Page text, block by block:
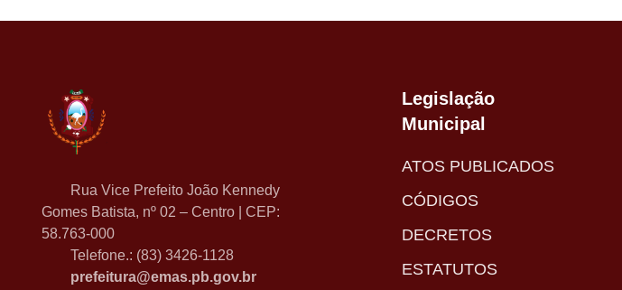
Rua Vice Prefeito João Kennedy
Gomes Batista, nº 02 – Centro | CEP:
58.763-000
Telefone.: (83) 3426-1128
prefeitura@emas.pb.gov.br
Legislação
Municipal
ATOS PUBLICADOS
CÓDIGOS
DECRETOS
ESTATUTOS